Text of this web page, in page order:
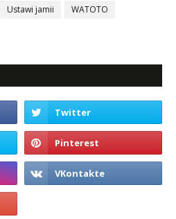
Ustawi jamii
WATOTO